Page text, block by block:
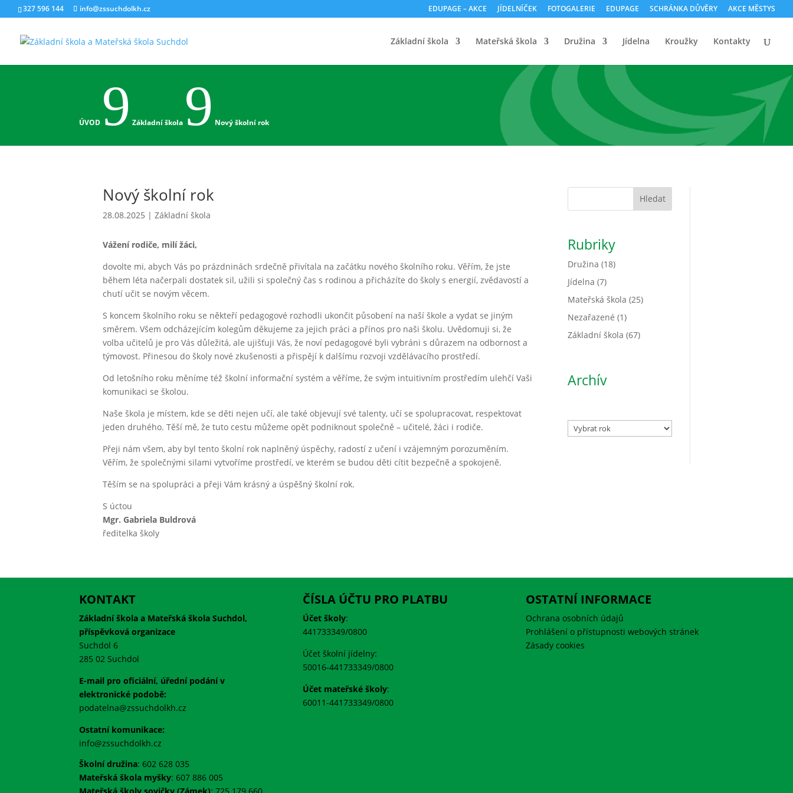
327 596 144 info@zssuchdolkh.cz EDUPAGE – AKCE JÍDELNÍČEK FOTOGALERIE EDUPAGE SCHRÁNKA DŮVĚRY AKCE MĚSTYS
Základní škola Mateřská škola Družina Jídelna Kroužky Kontakty
ÚVOD 9 Základní škola 9 Nový školní rok
Nový školní rok
28.08.2025 |Základní škola
Vážení rodiče, milí žáci,
dovolte mi, abych Vás po prázdninách srdečně přivítala na začátku nového školního roku. Věřím, že jste
během léta načerpali dostatek sil, užili si společný čas s rodinou a přicházíte do školy s energií, zvědavostí a
chutí učit se novým věcem.
S koncem školního roku se někteří pedagogové rozhodli ukončit působení na naší škole a vydat se jiným
směrem. Všem odcházejícím kolegům děkujeme za jejich práci a přínos pro naši školu. Uvědomuji si, že
volba učitelů je pro Vás důležitá, ale ujišťuji Vás, že noví pedagogové byli vybráni s důrazem na odbornost a
týmovost. Přinesou do školy nové zkušenosti a přispějí k dalšímu rozvoji vzdělávacího prostředí.
Od letošního roku měníme též školní informační systém a věříme, že svým intuitivním prostředím ulehčí Vaši
komunikaci se školou.
Naše škola je místem, kde se děti nejen učí, ale také objevují své talenty, učí se spolupracovat, respektovat
jeden druhého. Těší mě, že tuto cestu můžeme opět podniknout společně – učitelé, žáci i rodiče.
Přeji nám všem, aby byl tento školní rok naplněný úspěchy, radostí z učení i vzájemným porozuměním.
Věřím, že společnými silami vytvoříme prostředí, ve kterém se budou děti cítit bezpečně a spokojeně.
Těším se na spolupráci a přeji Vám krásný a úspěšný školní rok.
S úctou
Mgr. Gabriela Buldrová
ředitelka školy
Hledat
Rubriky
Družina (18)
Jídelna (7)
Mateřská škola (25)
Nezařazené (1)
Základní škola (67)
Archív
Archivy
KONTAKT
Základní škola a Mateřská škola Suchdol,
příspěvková organizace
Suchdol 6
285 02 Suchdol
E-mail pro oficiální, úřední podání v
elektronické podobě:
podatelna@zssuchdolkh.cz
Ostatní komunikace:
info@zssuchdolkh.cz
Školní družina: 602 628 035
Mateřská škola myšky: 607 886 005
ČÍSLA ÚČTU PRO PLATBU
Účet školy:
441733349/0800
Účet školní jídelny:
50016-441733349/0800
Účet mateřské školy:
60011-441733349/0800
OSTATNÍ INFORMACE
Ochrana osobních údajů
Prohlášení o přístupnosti webových stránek
Zásady cookies